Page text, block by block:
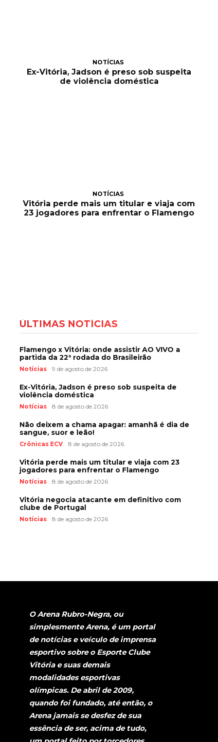
NOTÍCIAS
Ex-Vitória, Jadson é preso sob suspeita
de violência doméstica
NOTÍCIAS
Vitória perde mais um titular e viaja com
23 jogadores para enfrentar o Flamengo
ÚLTIMAS NOTÍCIAS
Flamengo x Vitória: onde assistir AO VIVO a
partida da 22ª rodada do Brasileirão
Notícias 9 de agosto de 2026
Ex-Vitória, Jadson é preso sob suspeita de
violência doméstica
Notícias 8 de agosto de 2026
Não deixem a chama apagar: amanhã é dia de
sangue, suor e leão!
Crônicas ECV 8 de agosto de 2026
Vitória perde mais um titular e viaja com 23
jogadores para enfrentar o Flamengo
Notícias 8 de agosto de 2026
Vitória negocia atacante em definitivo com
clube de Portugal
Notícias 8 de agosto de 2026
O Arena Rubro-Negra, ou
simplesmente Arena, é um portal
de notícias e veículo de imprensa
esportivo sobre o Esporte Clube
Vitória e suas demais
modalidades esportivas
olímpicas. De abril de 2009,
quando foi fundado, até então, o
Arena jamais se desfez de sua
essência de ser, acima de tudo,